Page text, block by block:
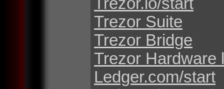
Trezor Suite
Trezor Bridge
Trezor Hardware
Ledger.com/start